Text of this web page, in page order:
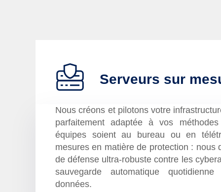
Serveurs sur
Nous créons et pilotons votre
parfaitement adaptée à vos
équipes soient au bureau ou en
mesures en matière de protection : nous
de défense ultra-robuste contre les
sauvegarde automatique
données.